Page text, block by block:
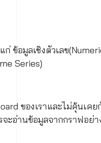
ข้อมูลเชิงตัวเลข
Series)
ของเราและไม่คุ้นเค
ะอ่านข้อมูลจากกราฟอย่